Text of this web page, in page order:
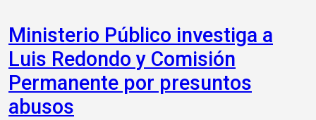
Ministerio Público investiga a
Luis Redondo y Comisión
Permanente por presuntos
abusos